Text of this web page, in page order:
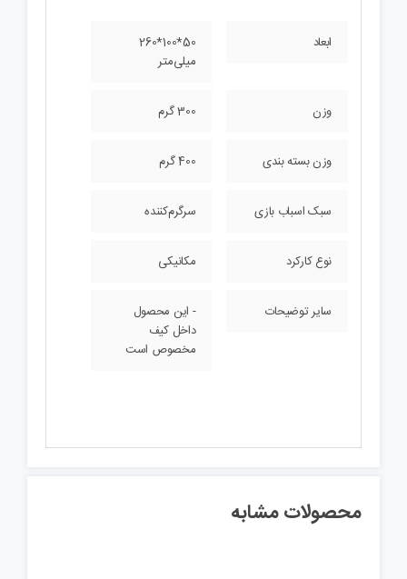
ابعاد
50*100*260
میلی‌متر
وزن 300 گرم
وزن بسته بندی 400 گرم
سبک اسباب بازی سرگرم‌کننده
نوع کارکرد مکانیکی
سایر توضیحات
- این محصول
داخل کیف
مخصوص است
محصولات مشابه